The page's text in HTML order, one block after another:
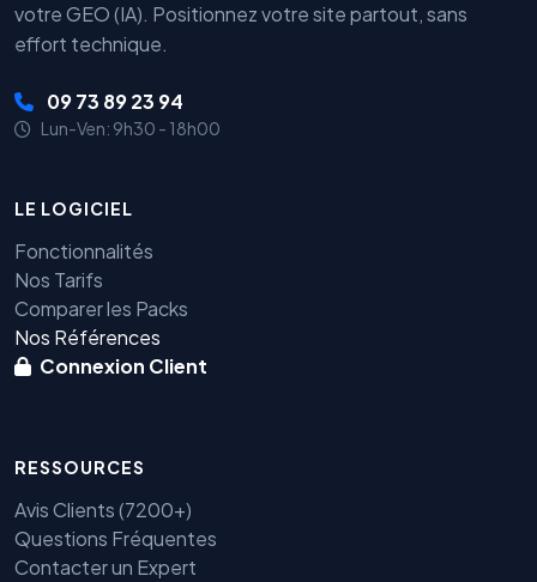
votre GEO (IA). Positionnez votre site partout, sans
effort technique.
09 73 89 23 94
Lun-Ven: 9h30 - 18h00
LE LOGICIEL
Fonctionnalités
Nos Tarifs
Comparer les Packs
Nos Références
Connexion Client
RESSOURCES
Avis Clients (7200+)
Questions Fréquentes
Contacter un Expert